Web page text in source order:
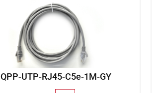
QPP-UTP-RJ45-C5e-1М-GY